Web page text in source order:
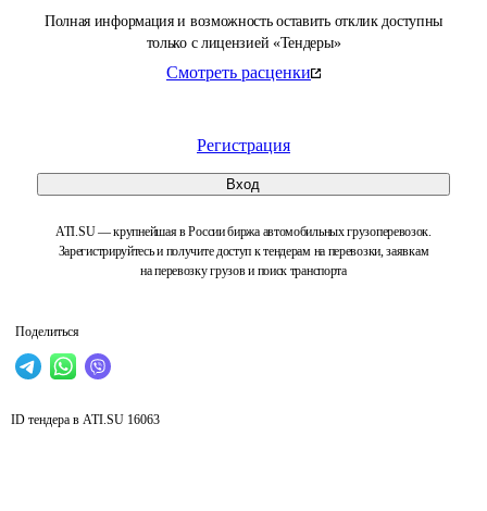
Полная информация и возможность оставить отклик доступны
только с лицензией «Тендеры»
Смотреть расценки
Регистрация
Вход
ATI.SU — крупнейшая в России биржа автомобильных грузоперевозок.
Зарегистрируйтесь и получите доступ к тендерам на перевозки, заявкам
на перевозку грузов и поиск транспорта
Поделиться
ID тендера в ATI.SU 16063